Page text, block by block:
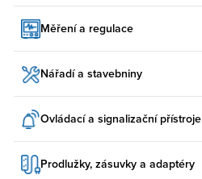
Měření a regulace
Nářadí a stavebniny
Ovládací a signalizační přístroje
Prodlužky, zásuvky a adaptéry